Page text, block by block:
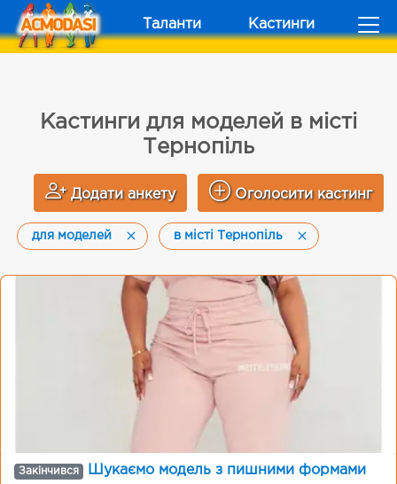
Таланти Кастинги
Кастинги для моделей в місті
Тернопіль
Додати анкету Оголосити кастинг
для моделей в місті Тернопіль
Закінчився
Шукаємо модель з пишними формами